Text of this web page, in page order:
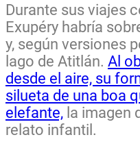
Durante sus viajes
Exupéry habría
y, según versiones
lago de Atitlán. Al
desde el aire, su
silueta de una boa
elefante, la imagen
relato infantil.